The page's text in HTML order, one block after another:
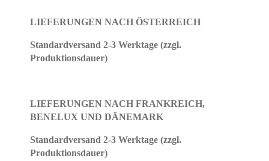
LIEFERUNGEN NACH ÖSTERREICH
Standardversand 2-3 Werktage (zzgl.
Produktionsdauer)
LIEFERUNGEN NACH FRANKREICH,
BENELUX UND DÄNEMARK
Standardversand 2-3 Werktage (zzgl.
Produktionsdauer)
verwendeten Cookies. Sie können Ihre
Zustimmung geben oder sich weitere
Essenziell Statistiken
Funktionell Externe Medien
Alle Cookies akzeptieren